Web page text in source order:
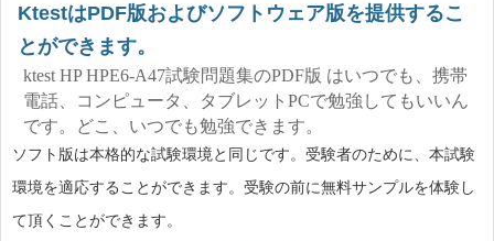
KtestはPDF版およびソフトウェア版を提供するこ
とができます。
ktest HP HPE6-A47試験問題集のPDF版 はいつでも、携帯
電話、コンピュータ、タブレットPCで勉強してもいいん
です。どこ、いつでも勉強できます。
ソフト版は本格的な試験環境と同じです。受験者のために、本試験
環境を適応することができます。受験の前に無料サンプルを体験し
て頂くことができます。